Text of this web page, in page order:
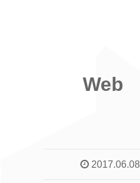
Web
2017.06.08